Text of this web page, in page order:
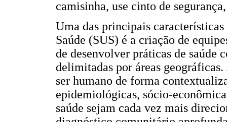
camisinha, use cinto de
Uma das principais
Saúde (SUS) é a criação de
de desenvolver práticas de saúde
delimitadas por áreas
ser humano de forma
epidemiológicas, sócio-
saúde sejam cada vez mais